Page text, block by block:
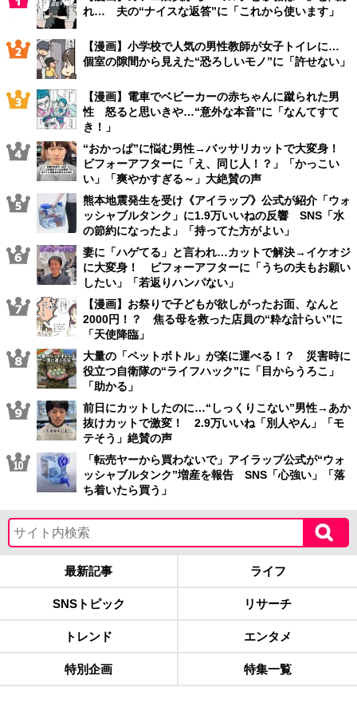
れ… 夫の“ナイスな返答”に「これから使います」
【漫画】小学校で人気の男性教師が女子トイレに…
個室の隙間から見えた“恐ろしいモノ”に「許せない」
【漫画】電車でベビーカーの赤ちゃんに蹴られた男
性 怒ると思いきや…“意外な本音”に「なんてすて
き！」
“おかっぱ”に悩む男性→バッサリカットで大変身！
ビフォーアフターに「え、同じ人！？」「かっこい
い」「爽やかすぎる～」大絶賛の声
熊本地震発生を受け《アイラップ》公式が紹介「ウォ
ッシャブルタンク」に1.9万いいねの反響 SNS「水
の節約になったよ」「持ってた方がよい」
妻に「ハゲてる」と言われ…カットで解決→イケオジ
に大変身！ ビフォーアフターに「うちの夫もお願い
したい」「若返りハンパない」
【漫画】お祭りで子どもが欲しがったお面、なんと
2000円！？ 焦る母を救った店員の“粋な計らい”に
「天使降臨」
大量の「ペットボトル」が楽に運べる！？ 災害時に
役立つ自衛隊の“ライフハック”に「目からうろこ」
「助かる」
前日にカットしたのに…“しっくりこない”男性→あか
抜けカットで激変！ 2.9万いいね「別人やん」「モ
テそう」絶賛の声
「転売ヤーから買わないで」アイラップ公式が“ウォ
ッシャブルタンク”増産を報告 SNS「心強い」「落
ち着いたら買う」
最新記事 ライフ
SNSトピック リサーチ
トレンド エンタメ
特別企画 特集一覧